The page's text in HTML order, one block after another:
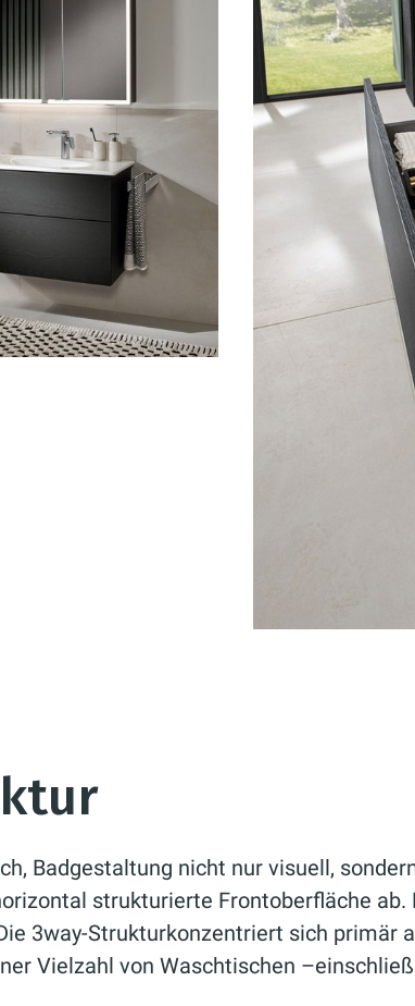
Badgestaltung nicht nur visuell,
strukturierte Frontoberfläche
3way-Strukturkonzentriert sich primär
Vielzahl von Waschtischen